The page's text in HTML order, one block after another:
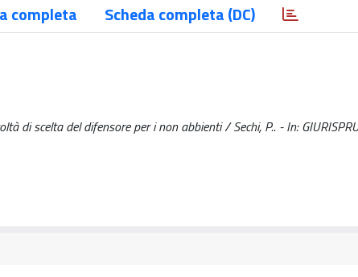
completa Scheda completa (DC)
di scelta del difensore per i non abbienti / Sechi, P.. - In: